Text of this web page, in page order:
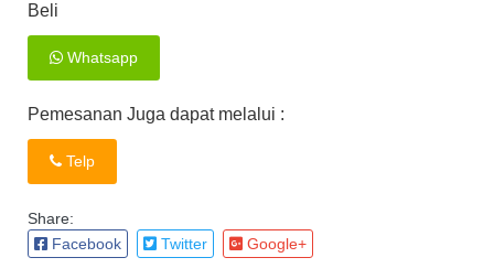
Beli
Whatsapp
Pemesanan Juga dapat melalui :
Telp
Share:
Facebook
Twitter Google+